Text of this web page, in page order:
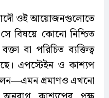
আদৌ ওই আয়োজনগুলোতে
বিষয়ে কোনো নিশ্চিত
বা পরিচিত ব্যক্তিত্ব
এপস্টেইন ও কাশ্যপ
প্রমাণও এখনো